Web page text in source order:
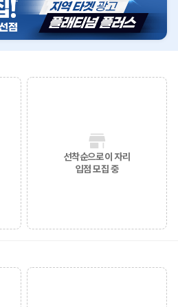
선착순으로 이 자리
입점 모집 중